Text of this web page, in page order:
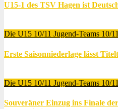
U15-1 des TSV Hagen ist
Die U15 10/11 Jugend-Teams 10/11
Erste Saisonniederlage lässt
Die U15 10/11 Jugend-Teams 10/11
Souveräner Einzug ins Finale